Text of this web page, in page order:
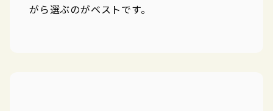
がら選ぶのがベストです。